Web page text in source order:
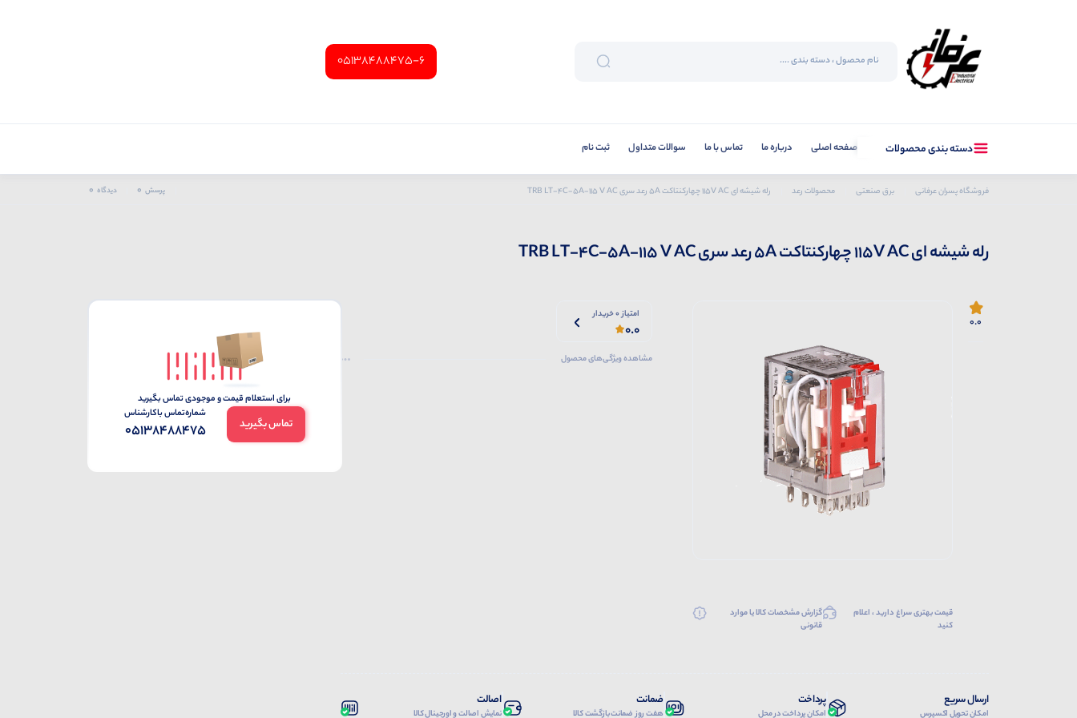
05138488475-6
دسته بندی محصولات صفحه اصلی درباره ما تماس با ما سوالات متداول ثبت نام
فروشگاه پسران عرفانی برق صنعتی محصولات رعد رله شیشه ای 115V AC چهارکنتاکت 5A رعد سری TRB LT-4C-5A-115 V AC پرسش 0 دیدگاه 0
رله شیشه ای 115V AC چهارکنتاکت 5A رعد سری TRB LT-4C-5A-115 V AC
0.0
قیمت بهتری سراغ دارید ، اعلام
کنید
گزارش مشخصات کالا یا موارد
قانونی
امتیاز 0 خریدار
0.0
مشاهده ویژگی‌های محصول
ارسال سریع
امکان تحویل اکسپرس
پرداخت
امکان پرداخت در محل
ضمانت
هفت روز ضمانت بازگشت کالا
اصالت
نمایش اصالت و اورجینال کالا
برای استعلام قیمت و موجودی تماس بگیرید
تماس بگیرید
شماره‌تماس‌ با‌کارشناس
05138488475